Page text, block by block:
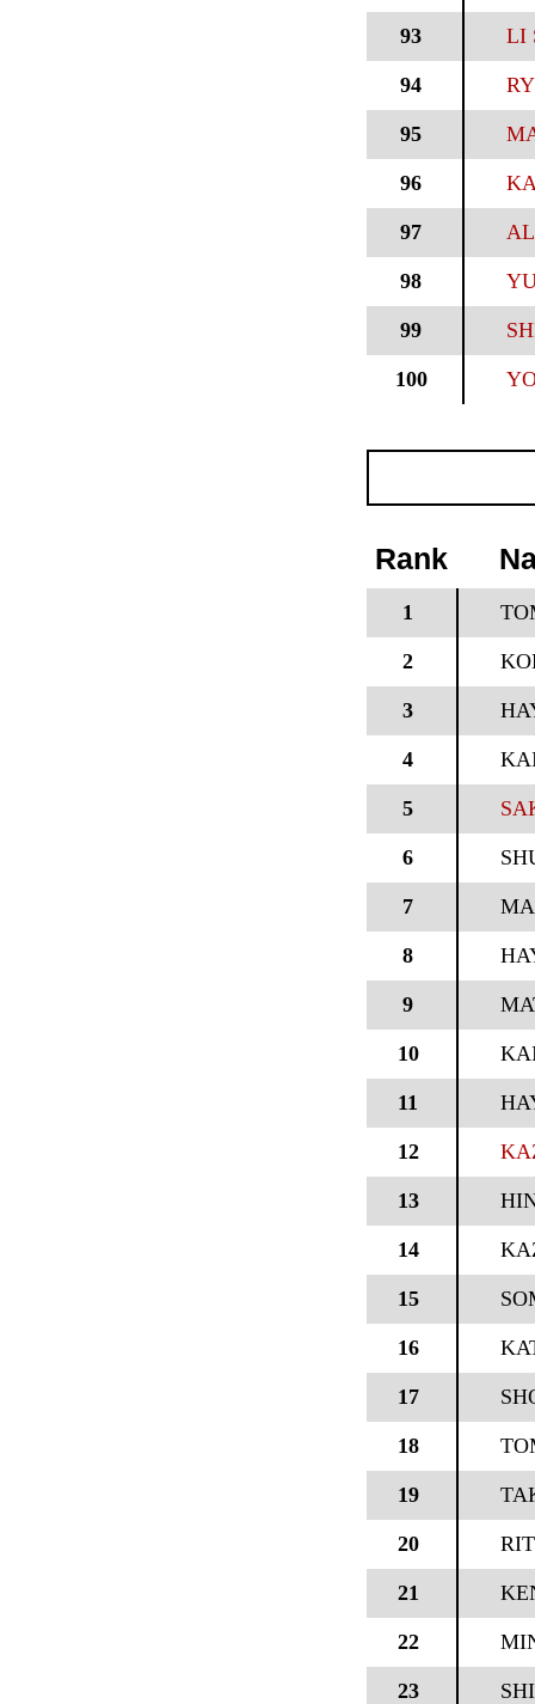
93 LI
94
95
96
97
98
99
100
Rank
1
2
3
4
5
6
7
8
9
10
11
12
13
14
15
16
17
18
19
20
21
22
23